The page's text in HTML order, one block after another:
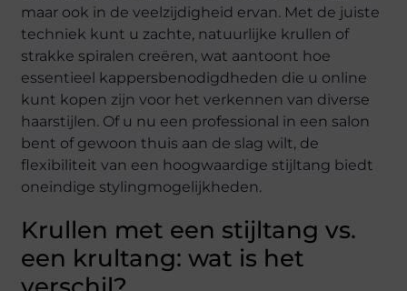
maar ook in de veelzijdigheid ervan. Met de juiste
techniek kunt u zachte, natuurlijke krullen of
strakke spiralen creëren, wat aantoont hoe
essentieel kappersbenodigdheden die u online
kunt kopen zijn voor het verkennen van diverse
haarstijlen. Of u nu een professional in een salon
bent of gewoon thuis aan de slag wilt, de
flexibiliteit van een hoogwaardige stijltang biedt
oneindige stylingmogelijkheden.
Krullen met een stijltang vs.
een krultang: wat is het